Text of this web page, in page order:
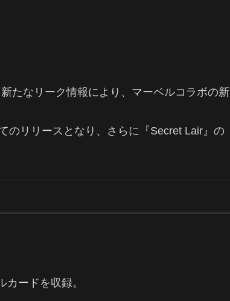
たなリーク情報により、マーベルコラボの新
のリリースとなり、さらに『Secret Lair』の
カードを収録。